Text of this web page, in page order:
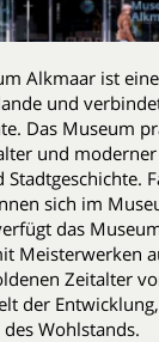
Alkmaar ist
und
Das Museum
und moderner
sich im
das
Meisterwerken
Zeitalter
der
Wohlstands.